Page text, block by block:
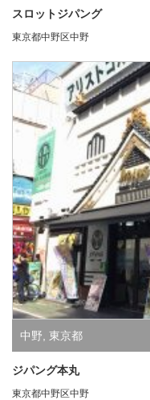
スロットジパング
東京都中野区中野
中野 東京都
ジパング本丸
東京都中野区中野